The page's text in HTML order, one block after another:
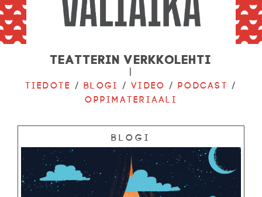
Teatterin verkkolehti
|
Tiedote /Blogi /Video /Podcast /
Oppimateriaali
Blogi